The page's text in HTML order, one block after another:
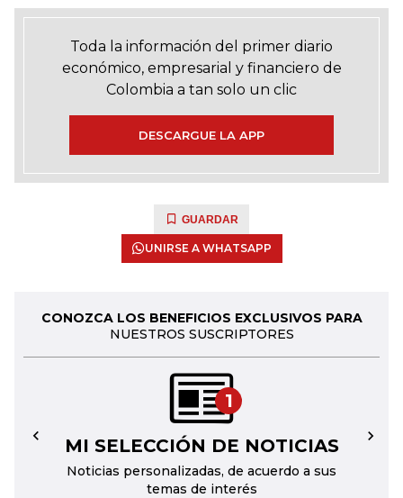
Toda la información del primer diario
económico, empresarial y financiero de
Colombia a tan solo un clic
DESCARGUE LA APP
GUARDAR
UNIRSE A WHATSAPP
CONOZCA LOS BENEFICIOS EXCLUSIVOS PARA
NUESTROS SUSCRIPTORES
1
MI SELECCIÓN DE NOTICIAS
Noticias personalizadas, de acuerdo a sus
temas de interés
← →